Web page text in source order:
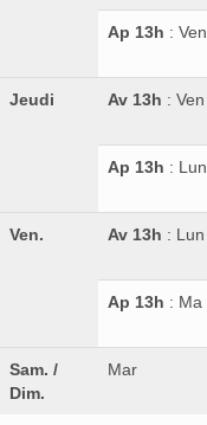
Ap 13h : Ven
Jeudi Av 13h : Ven
Ap 13h : Lun
Ven. Av 13h : Lun
Ap 13h : Ma
Sam. /
Dim.
Mar